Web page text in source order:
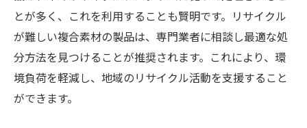
とが多く、これを利用することも賢明です。リサイクル
が難しい複合素材の製品は、専門業者に相談し最適な処
分方法を見つけることが推奨されます。これにより、環
境負荷を軽減し、地域のリサイクル活動を支援すること
ができます。